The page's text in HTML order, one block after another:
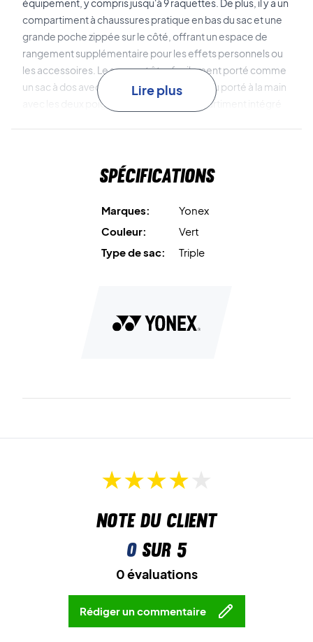
équipement, y compris jusqu'à 9 raquettes. De plus, il y a un
compartiment à chaussures pratique en bas du sac et une
grande poche zippée sur le côté, offrant un espace de
rangement supplémentaire pour les effets personnels ou
les accessoires. Le sac peut être facilement porté comme
un sac à dos avec les bretelles ajustables ou porté à la main
avec les deux poignées solides. Le compartiment intégré
78x36x36 cm
Lire plus
Spécifications
Marques:
Yonex
Couleur:
Vert
Type de sac:
Triple
Note du client
0sur 5
0 évaluations
Rédiger un commentaire